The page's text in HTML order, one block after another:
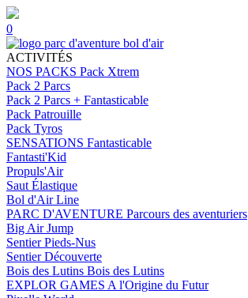
0
ACTIVITÉS
NOS PACKS Pack Xtrem
Pack 2 Parcs
Pack 2 Parcs + Fantasticable
Pack Patrouille
Pack Tyros
SENSATIONS Fantasticable
Fantasti'Kid
Propuls'Air
Saut Élastique
Bol d'Air Line
PARC D'AVENTURE Parcours des aventuriers
Big Air Jump
Sentier Pieds-Nus
Sentier Découverte
Bois des Lutins Bois des Lutins
EXPLOR GAMES A l'Origine du Futur